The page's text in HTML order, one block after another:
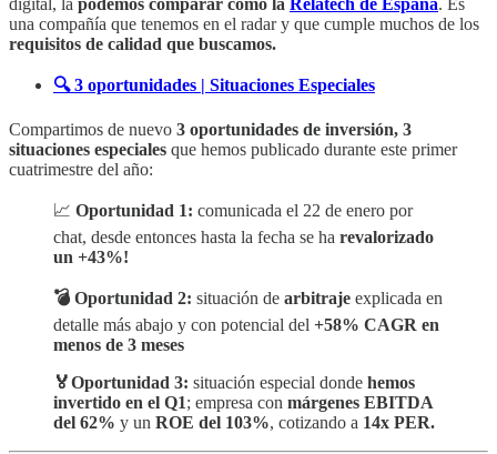
una compañía que tenemos en el radar y que cumple muchos de los
requisitos de calidad que buscamos.
🔍 3 oportunidades | Situaciones Especiales
Compartimos de nuevo 3 oportunidades de inversión, 3
situaciones especiales que hemos publicado durante este primer
cuatrimestre del año:
📈 Oportunidad 1: comunicada el 22 de enero por
chat, desde entonces hasta la fecha se ha revalorizado
un +43%!
💣 Oportunidad 2: situación de arbitraje explicada en
detalle más abajo y con potencial del +58% CAGR en
menos de 3 meses
🏅Oportunidad 3: situación especial donde hemos
invertido en el Q1; empresa con márgenes EBITDA
del 62% y un ROE del 103%, cotizando a 14x PER.